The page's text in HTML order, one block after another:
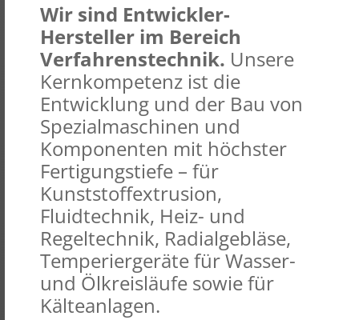
Wir sind Entwickler-
Hersteller im Bereich
Verfahrenstechnik. Unsere
Kernkompetenz ist die
Entwicklung und der Bau von
Spezialmaschinen und
Komponenten mit höchster
Fertigungstiefe – für
Kunststoffextrusion,
Fluidtechnik, Heiz- und
Regeltechnik, Radialgebläse,
Temperiergeräte für Wasser-
und Ölkreisläufe sowie für
Kälteanlagen.